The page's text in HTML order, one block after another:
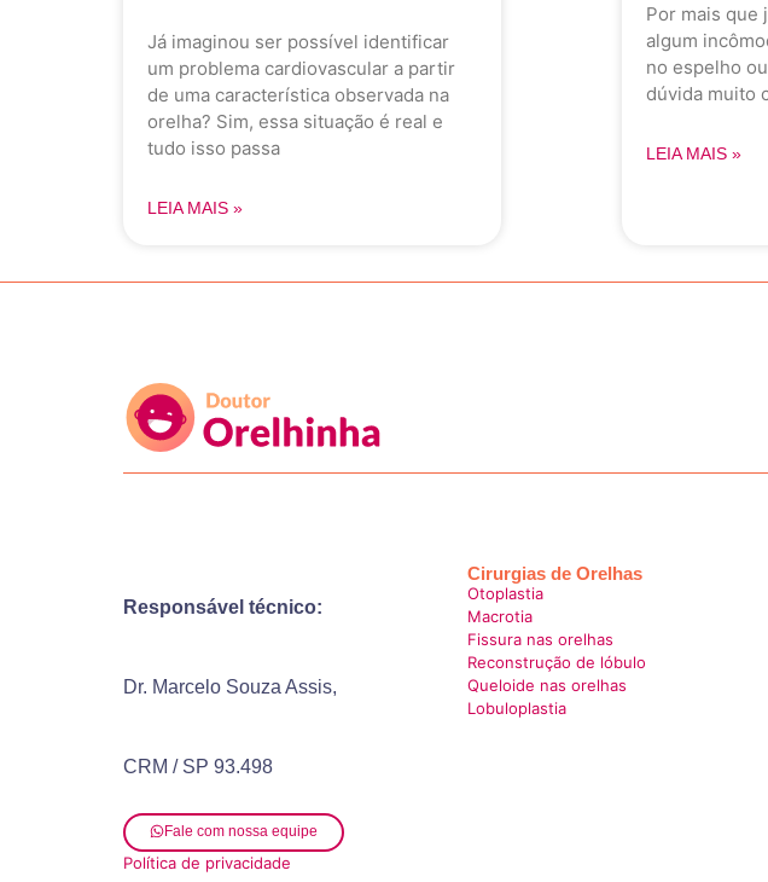
Já imaginou ser possível identificar
um problema cardiovascular a partir
de uma característica observada na
orelha? Sim, essa situação é real e
tudo isso passa
LEIA MAIS »
Por mais que
algum
no espelho
dúvida muito
LEIA MAIS »
Responsável técnico:
Dr. Marcelo Souza Assis,
CRM / SP 93.498
Fale com nossa equipe
Política de privacidade
Cirurgias de Orelhas
Otoplastia
Macrotia
Fissura nas orelhas
Reconstrução de lóbulo
Queloide nas orelhas
Lobuloplastia